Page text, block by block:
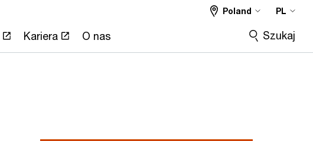
Kariera O nas
Poland PL
Szukaj